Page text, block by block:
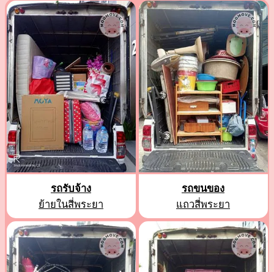
รถรับจ้าง
ย้ายในสี่พระยา
รถขนของ
แถวสี่พระยา